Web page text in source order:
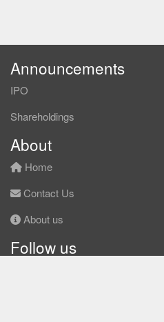
Announcements
IPO
Shareholdings
About
Home
Contact Us
About us
Follow us